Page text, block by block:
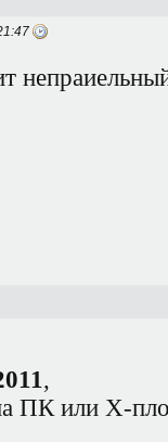
,
ПК или Х-